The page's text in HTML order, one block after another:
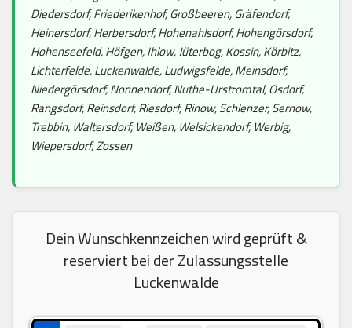
Diedersdorf, Friederikenhof, Großbeeren, Gräfendorf,
Heinersdorf, Herbersdorf, Hohenahlsdorf, Hohengörsdorf,
Hohenseefeld, Höfgen, Ihlow, Jüterbog, Kossin, Körbitz,
Lichterfelde, Luckenwalde, Ludwigsfelde, Meinsdorf,
Niedergörsdorf, Nonnendorf, Nuthe-Urstromtal, Osdorf,
Rangsdorf, Reinsdorf, Riesdorf, Rinow, Schlenzer, Sernow,
Trebbin, Waltersdorf, Weißen, Welsickendorf, Werbig,
Wiepersdorf, Zossen
Dein Wunschkennzeichen wird geprüft &
reserviert bei der Zulassungsstelle
Luckenwalde